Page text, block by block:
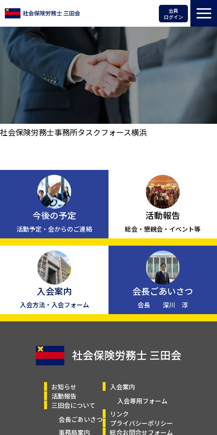
会員
ログイン
社会保険労務士事務所タスクフォース横浜
今後の予定
活動予定・会からのご連絡
活動報告
総会・懇親会・イベント等
入会案内
入会方法・入会フォーム
会長ごあいさつ
会長 深川 淳
お知らせ
活動報告
三田会について
会長ごあいさつ
事務局案内
入会案内
入会専用フォーム
リンク
プライバシーポリシー
総合お問合せフォーム